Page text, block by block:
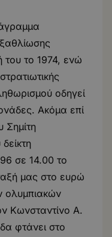
του το 1974, ενώ
οδηγεί
Ακόμα επί
Σημίτη
σε 14.00 το
μας στο ευρώ
ολυμπιακών
Κωνσταντίνο Α.
φτάνει στο